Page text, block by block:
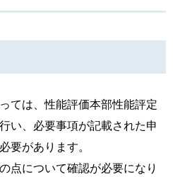
ては、性能評価本部性能評定
い、必要事項が記載された申
要があります。
点について確認が必要になり